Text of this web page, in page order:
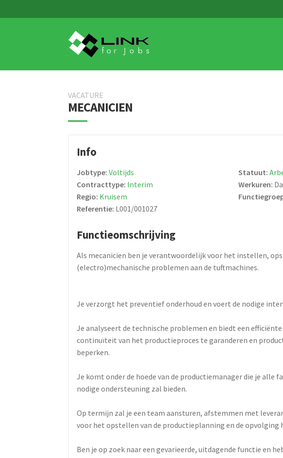
to
navigation
to
content
VACATURE
MECANICIEN
Info
Jobtype:Voltijds Statuut:
Contracttype: Interim Werkuren:
Regio: Kruisem
Referentie: L001/001027
Functieomschrijving
Als mecanicien ben je verantwoordelijk voor het instellen,
(electro)mechanische problemen aan de tuftmachines.
Je verzorgt het preventief onderhoud en voert de nodige
Je analyseert de technische problemen en biedt een
continuïteit van het productieproces te garanderen en
beperken.
Je komt onder de hoede van de productiemanager die je alle
nodige ondersteuning zal bieden.
Op termijn zal je een team aansturen, afstemmen met
voor het opstellen van de productieplanning en de opvolging
Ben je op zoek naar een gevarieerde, uitdagende functie en